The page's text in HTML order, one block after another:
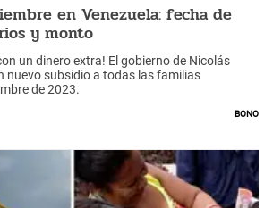
en Venezuela: fecha de
y monto
un dinero extra! El gobierno de Nicolás
nuevo subsidio a todas las familias
de 2023.
Bono